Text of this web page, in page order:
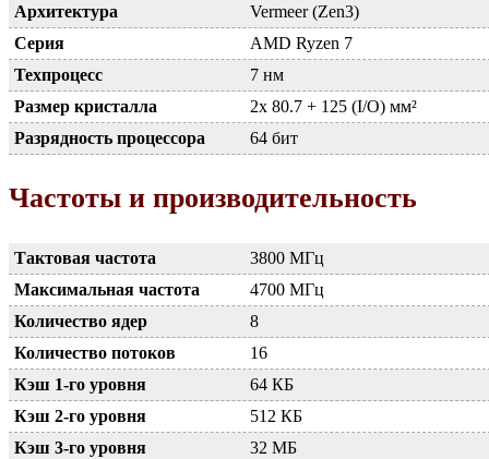
Архитектура
Vermeer (Zen3)
Серия
AMD Ryzen 7
Техпроцесс
7 нм
Размер кристалла
2x 80.7 + 125 (I/O) мм²
Разрядность процессора
64 бит
Частоты и производительность
Тактовая частота
3800 МГц
Максимальная частота
4700 МГц
Количество ядер
8
Количество потоков
16
Кэш 1-го уровня
64 КБ
Кэш 2-го уровня
512 КБ
Кэш 3-го уровня
32 МБ